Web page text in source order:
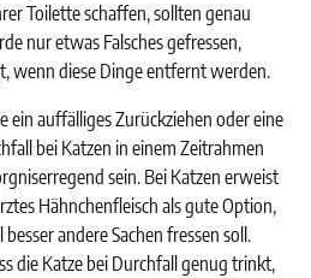
Toilette schaffen, sollten genau
nur etwas Falsches gefressen,
wenn diese Dinge entfernt werden.
ein auffälliges Zurückziehen oder eine
bei Katzen in einem Zeitrahmen
sein. Bei Katzen erweist
Hähnchenfleisch als gute Option,
andere Sachen fressen soll.
die Katze bei Durchfall genug trinkt,